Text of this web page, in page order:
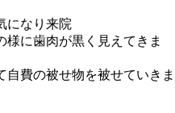
になり来院
に歯肉が黒く見えてきま
費の被せ物を被せていきま